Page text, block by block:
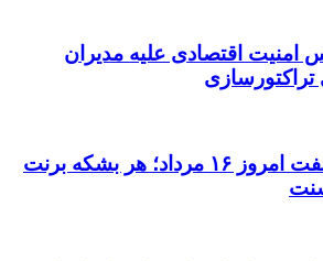
امنیت اقتصادی علیه مدیران
قیمت جهانی نفت امروز ۱۶ مرداد؛ هر بشکه برنت